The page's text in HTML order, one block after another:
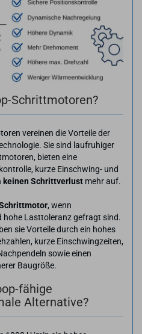
Schrittmotoren?
vereinen die Vorteile der
Sie sind laufruhiger
bieten eine
kurze Einschwing- und
keinen Schrittverlust mehr auf.
, wenn
hohe Lasttoleranz gefragt sind.
sie Vorteile durch ein hohes
kurze Einschwingzeiten,
sowie einen
Baugröße.
fähige
Alternative?